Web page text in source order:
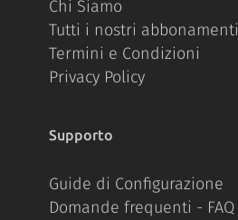
Chi Siamo
Tutti i nostri abbonamenti
Termini e Condizioni
Privacy Policy
Supporto
Guide di Configurazione
Domande frequenti - FAQ